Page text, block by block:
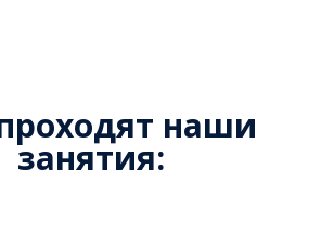
наши
занятия: